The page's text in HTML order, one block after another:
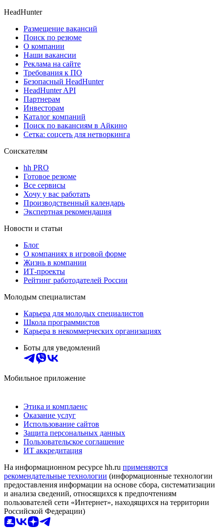
HeadHunter
Размещение вакансий
Поиск по резюме
О компании
Наши вакансии
Реклама на сайте
Требования к ПО
Безопасный HeadHunter
HeadHunter API
Партнерам
Инвесторам
Каталог компаний
Поиск по вакансиям в Айкино
Сетка: соцсеть для нетворкинга
Соискателям
hh PRO
Готовое резюме
Все сервисы
Хочу у вас работать
Производственный календарь
Экспертная рекомендация
Новости и статьи
Блог
О компаниях в игровой форме
Жизнь в компании
ИТ-проекты
Рейтинг работодателей России
Молодым специалистам
Карьера для молодых специалистов
Школа программистов
Карьера в некоммерческих организациях
Боты для уведомлений
Мобильное приложение
Этика и комплаенс
Оказание услуг
Использование сайтов
Защита персональных данных
Пользовательское соглашение
ИТ аккредитация
На информационном ресурсе hh.ru применяются
рекомендательные технологии (информационные технологии
предоставления информации на основе сбора, систематизации
и анализа сведений, относящихся к предпочтениям
пользователей сети «Интернет», находящихся на территории
Российской Федерации)